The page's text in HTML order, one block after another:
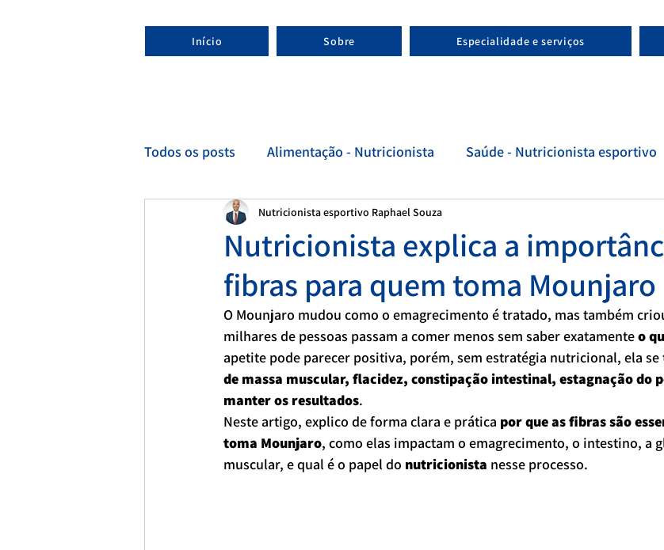
Início Sobre Especialidade e serviços
Todos os posts Alimentação - Nutricionista Saúde - Nutricionista esportivo
Esporte - Nutricionista esportivo Evolução - Nutricionista esportivo
Nutricionista explica a
fibras para quem toma Mounjaro
Nutricionista esportivo Raphael Souza
O Mounjaro mudou como o emagrecimento é tratado, mas também
milhares de pessoas passam a comer menos sem saber exatamente o
apetite pode parecer positiva, porém, sem estratégia nutricional, ela
de massa muscular, flacidez, constipação intestinal, estagnação do
manter os resultados.
Neste artigo, explico de forma clara e prática por que as fibras são
toma Mounjaro, como elas impactam o emagrecimento, o intestino, a
muscular, e qual é o papel do nutricionista nesse processo.